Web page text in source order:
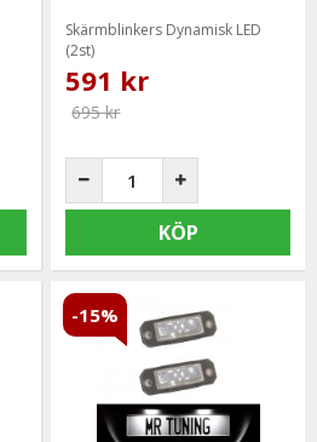
Skärmblinkers Dynamisk LED
(2st)
591 kr
695 kr
KÖP
-15%